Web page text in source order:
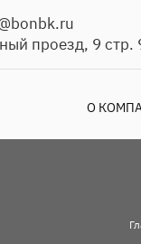
проезд, 9 стр.
О